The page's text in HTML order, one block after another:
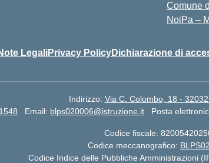
Comune
NoiPa –
LegaliPrivacy PolicyDichiarazione di
Indirizzo: Via C. Colombo, 18 -
Email: blps020006@istruzione.it Posta
Codice fiscale:
Codice meccanografico:
Codice Indice delle Pubbliche Amministrazioni